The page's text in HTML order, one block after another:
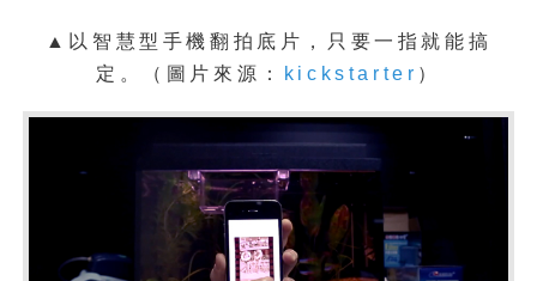
▲以智慧型手機翻拍底片，只要一指就能搞
定。
（ 圖片來源： kickstarter ）